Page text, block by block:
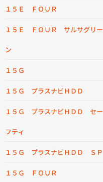
１５Ｅ ＦＯＵＲ
１５Ｅ ＦＯＵＲ サルサグリー
ン
１５Ｇ
１５Ｇ プラスナビＨＤＤ
１５Ｇ プラスナビＨＤＤ セー
フティ
１５Ｇ プラスナビＨＤＤ ＳＰ
１５Ｇ ＦＯＵＲ